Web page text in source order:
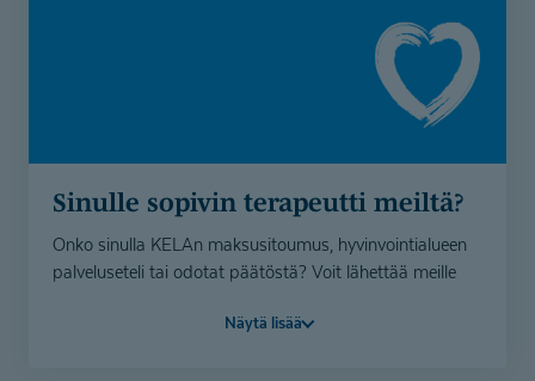
Sinulle sopivin terapeutti meiltä?
Onko sinulla KELAn maksusitoumus, hyvinvointialueen
palveluseteli tai odotat päätöstä? Voit lähettää meille
sopivan terapeutin valmiiksi.
Näytä lisää